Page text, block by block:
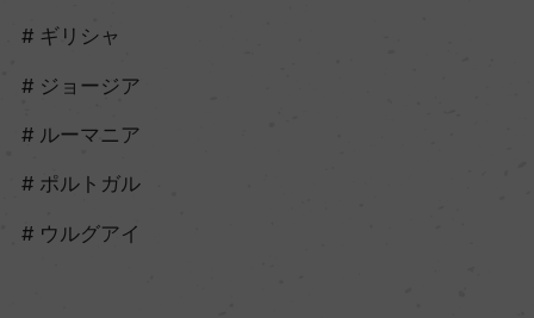
ギリシャ
ジョージア
ルーマニア
ポルトガル
ウルグアイ